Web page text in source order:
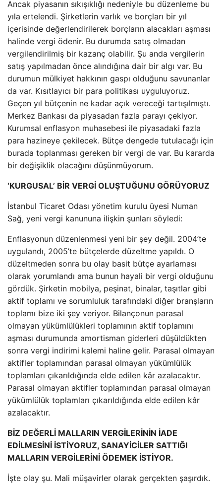
Ancak piyasanın sıkışıklığı nedeniyle bu düzenleme bu
yıla ertelendi. Şirketlerin varlık ve borçları bir yıl
içerisinde değerlendirilerek borçların alacakları aşması
halinde vergi ödenir. Bu durumda satış olmadan
vergilendirilmiş bir kazanç olabilir. Şu anda vergilerin
satış yapılmadan önce alındığına dair bir algı var. Bu
durumun mülkiyet hakkının gaspı olduğunu savunanlar
da var. Kısıtlayıcı bir para politikası uyguluyoruz.
Geçen yıl bütçenin ne kadar açık vereceği tartışılmıştı.
Merkez Bankası da piyasadan fazla parayı çekiyor.
Kurumsal enflasyon muhasebesi ile piyasadaki fazla
para hazineye çekilecek. Bütçe dengede tutulacağı için
burada toplanması gereken bir vergi de var. Bu kararda
bir değişiklik olacağını düşünmüyorum.
‘KURGUSAL’ BİR VERGİ OLUŞTUĞUNU GÖRÜYORUZ
İstanbul Ticaret Odası yönetim kurulu üyesi Numan
Sağ, yeni vergi kanununa ilişkin şunları söyledi:
Enflasyonun düzenlenmesi yeni bir şey değil. 2004’te
uygulandı, 2005’te bütçelerde düzeltme yapıldı. O
düzeltmeden sonra bu olay basit bütçe ayarlaması
olarak yorumlandı ama bunun hayali bir vergi olduğunu
gördük. Şirketin mobilya, peşinat, binalar, taşıtlar gibi
aktif toplamı ve sorumluluk tarafındaki diğer branşların
toplamı bize iki şey veriyor. Bilançonun parasal
olmayan yükümlülükleri toplamının aktif toplamını
aşması durumunda amortisman giderleri düşüldükten
sonra vergi indirimi kalemi haline gelir. Parasal olmayan
aktifler toplamından parasal olmayan yükümlülük
toplamları çıkarıldığında elde edilen kâr azalacaktır.
Parasal olmayan aktifler toplamından parasal olmayan
yükümlülük toplamları çıkarıldığında elde edilen kâr
azalacaktır.
BİZ DEĞERLİ MALLARIN VERGİLERİNİN İADE
EDİLMESİNİ İSTİYORUZ, SANAYİCİLER SATTIĞI
MALLARIN VERGİLERİNİ ÖDEMEK İSTİYOR.
İşte olay şu. Mali müşavirler olarak gerçekten şaşırdık.